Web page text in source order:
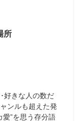
所
好きな人の数だ
ンルも超えた発
愛”を思う存分語